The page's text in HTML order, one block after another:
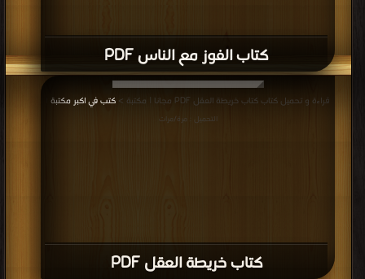
كتاب الفوز مع الناس PDF
كتاب خريطة العقل PDF
قراءة و تحميل كتاب كتاب خريطة العقل PDF مجانا | مكتبة > كتب في اكبر مكتبة
التحميل : مرة/مرات